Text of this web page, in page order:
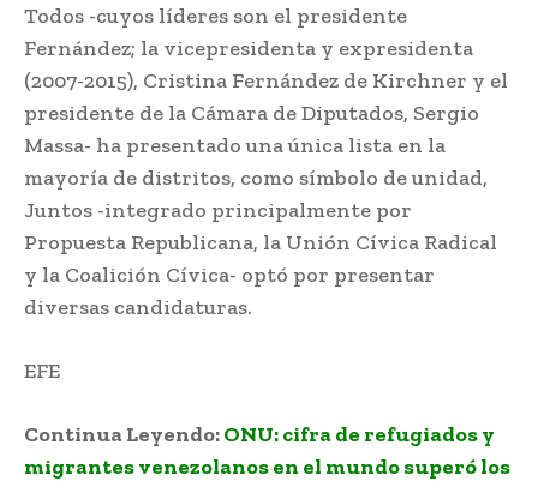
Todos -cuyos líderes son el presidente
Fernández; la vicepresidenta y expresidenta
(2007-2015), Cristina Fernández de Kirchner y el
presidente de la Cámara de Diputados, Sergio
Massa- ha presentado una única lista en la
mayoría de distritos, como símbolo de unidad,
Juntos -integrado principalmente por
Propuesta Republicana, la Unión Cívica Radical
y la Coalición Cívica- optó por presentar
diversas candidaturas.
EFE
Continua Leyendo:ONU: cifra de refugiados y
migrantes venezolanos en el mundo superó los